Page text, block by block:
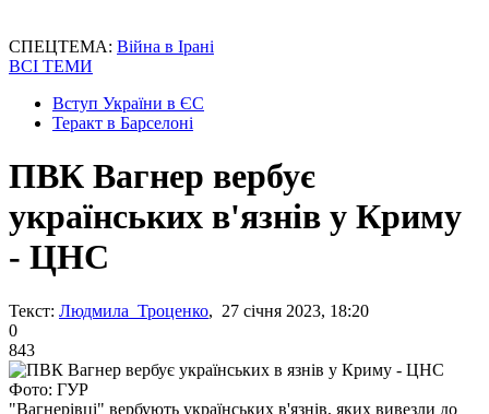
СПЕЦТЕМА: Війна в Ірані
ВСІ ТЕМИ
Вступ України в ЄС
Теракт в Барселоні
ПВК Вагнер вербує
українських в'язнів у Криму
- ЦНС
Текст: Людмила Троценко, 27 січня 2023, 18:20
0
843
Фото: ГУР
"Вагнерівці" вербують українських в'язнів, яких вивезли до